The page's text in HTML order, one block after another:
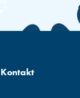
Kontakt